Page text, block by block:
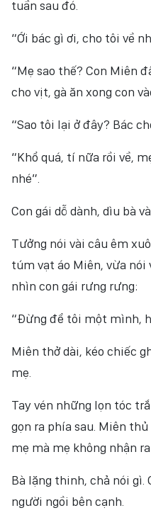
tuần sau đó.
“Ới bác gì ơi, cho tôi về
“Mẹ sao thế? Con Miên
cho vịt, gà ăn xong con
“Sao tôi lại ở đây? Bác
“Khổ quá, tí nữa rồi về,
nhé”.
Con gái dỗ dành, dìu bà
Tưởng nói vài câu êm
túm vạt áo Miên, vừa
nhìn con gái rưng rưng:
“Đừng để tôi một mình,
Miên thở dài, kéo chiếc
mẹ.
Tay vén những lọn tóc
gọn ra phía sau. Miên
mẹ mà mẹ không nhận
Bà lặng thinh, chả nói gì.
người ngồi bên cạnh.